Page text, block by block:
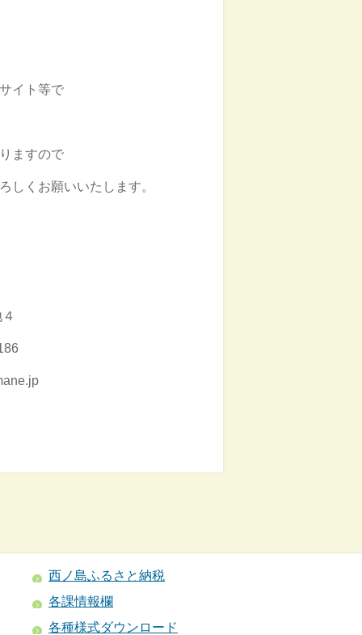
イト等で
ますので
くお願いいたします。
西ノ島ふるさと納税
各課情報欄
各種様式ダウンロード